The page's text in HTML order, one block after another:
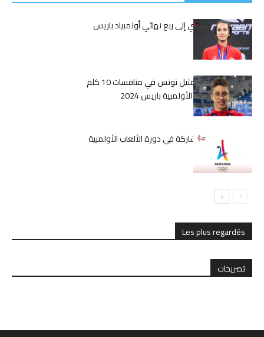
تأهل إكرام الظاهري إلى ربع نهائي أولمبياد باريس
2024
الجوادي يستعد لتمثيل تونس في منافسات 10 كلم
سباحة في الألعاب الأولمبية باريس 2024
تونس تستعد للمشاركة في دورة الألعاب الأولمبية
Les plus regardés
تصريحات